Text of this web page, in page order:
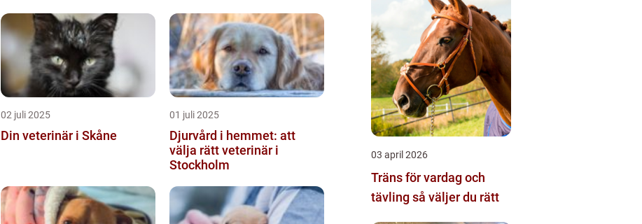
02 juli 2025
Din veterinär i Skåne
01 juli 2025
Djurvård i hemmet: att
välja rätt veterinär i
Stockholm
03 april 2026
Träns för vardag och
tävling så väljer du rätt